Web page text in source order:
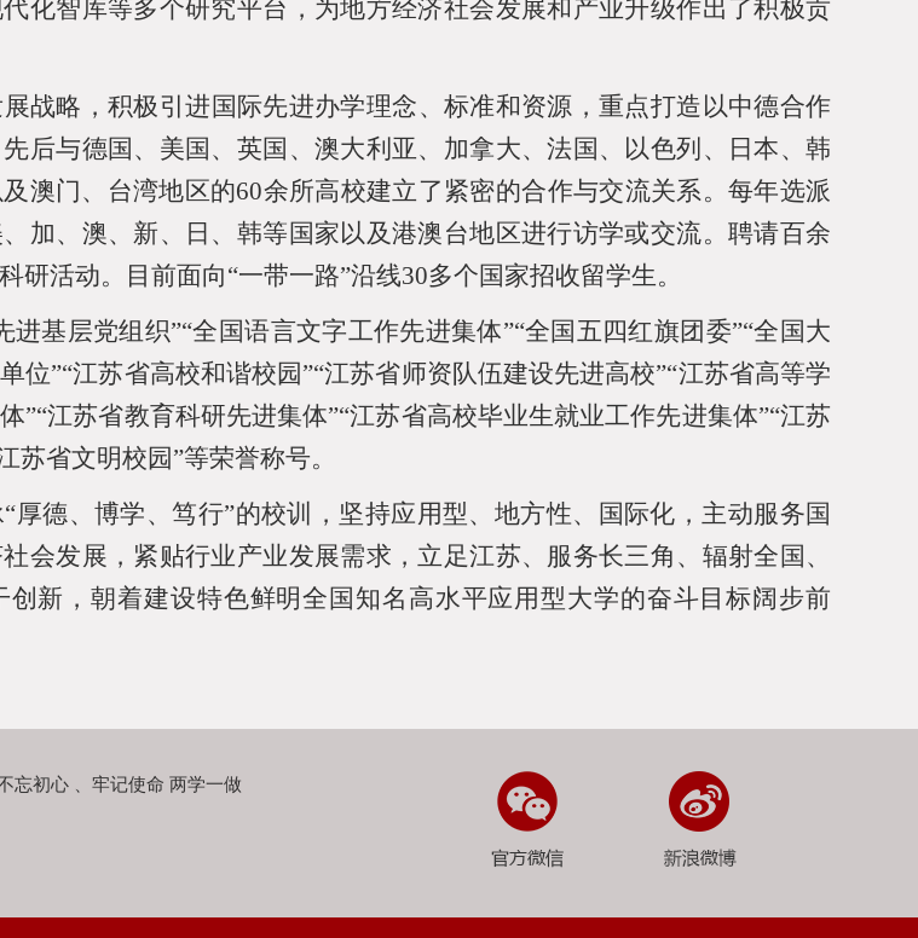
化智库等多个研究平台，为地方经济社会发展和产业升级作出了积极贡
战略，积极引进国际先进办学理念、标准和资源，重点打造以中德合作
后与德国、美国、英国、澳大利亚、加拿大、法国、以色列、日本、韩
澳门、台湾地区的60余所高校建立了紧密的合作与交流关系。每年选派
加、澳、新、日、韩等国家以及港澳台地区进行访学或交流。聘请百余
研活动。目前面向“一带一路”沿线30多个国家招收留学生。
进基层党组织”“全国语言文字工作先进集体”“全国五四红旗团委”“全国大
位”“江苏省高校和谐校园”“江苏省师资队伍建设先进高校”“江苏省高等学
”“江苏省教育科研先进集体”“江苏省高校毕业生就业工作先进集体”“江苏
苏省文明校园”等荣誉称号。
厚德、博学、笃行”的校训，坚持应用型、地方性、国际化，主动服务国
会发展，紧贴行业产业发展需求，立足江苏、服务长三角、辐射全国、
新，朝着建设特色鲜明全国知名高水平应用型大学的奋斗目标阔步前
忘初心 、牢记使命 两学一做